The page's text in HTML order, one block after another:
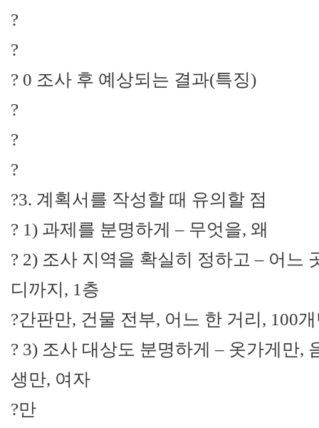
?
?
? 0 조사 후 예상되는 결과(특징)
?
?
?
?3. 계획서를 작성할 때 유의할 점
? 1) 과제를 분명하게 – 무엇을, 왜
? 2) 조사 지역을 확실히 정하고 – 어느
디까지, 1층
?간판만, 건물 전부, 어느 한 거리, 100
? 3) 조사 대상도 분명하게 – 옷가게만,
생만, 여자
?만